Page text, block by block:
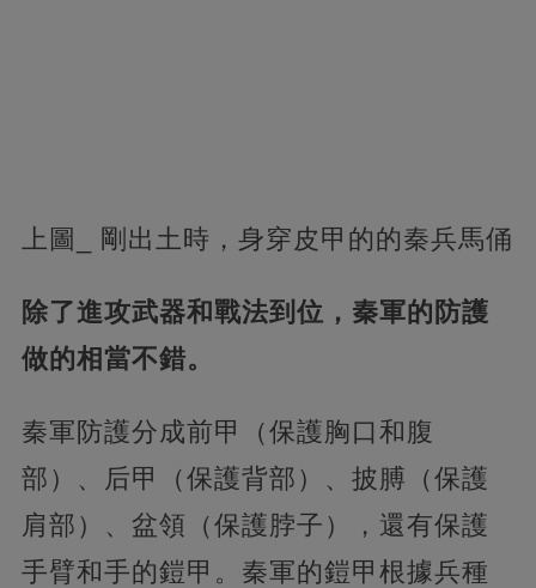
上圖_ 剛出土時，身穿皮甲的的秦兵馬俑
除了進攻武器和戰法到位，秦軍的防護
做的相當不錯。
秦軍防護分成前甲（保護胸口和腹
部）、后甲（保護背部）、披膊（保護
肩部）、盆領（保護脖子），還有保護
手臂和手的鎧甲。秦軍的鎧甲根據兵種